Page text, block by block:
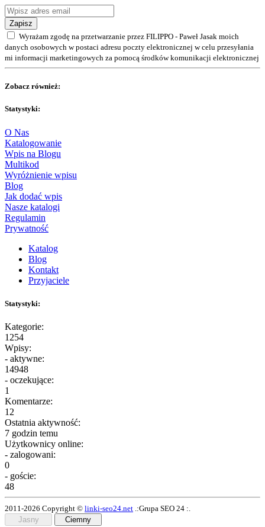
Zapisz
Wyrażam zgodę na przetwarzanie przez FILIPPO - Paweł Jasak moich
danych osobowych w postaci adresu poczty elektronicznej w celu przesyłania
mi informacji marketingowych za pomocą środków komunikacji elektronicznej
Zobacz również:
Statystyki:
O Nas
Katalogowanie
Wpis na Blogu
Multikod
Wyróżnienie wpisu
Blog
Jak dodać wpis
Nasze katalogi
Regulamin
Prywatność
Katalog
Blog
Kontakt
Przyjaciele
Statystyki:
Kategorie:
1254
Wpisy:
- aktywne:
14948
- oczekujące:
1
Komentarze:
12
Ostatnia aktywność:
7 godzin temu
Użytkownicy online:
- zalogowani:
0
- goście:
48
2011-2026 Copyright © linki-seo24.net .:Grupa SEO 24 :.
Jasny
Ciemny